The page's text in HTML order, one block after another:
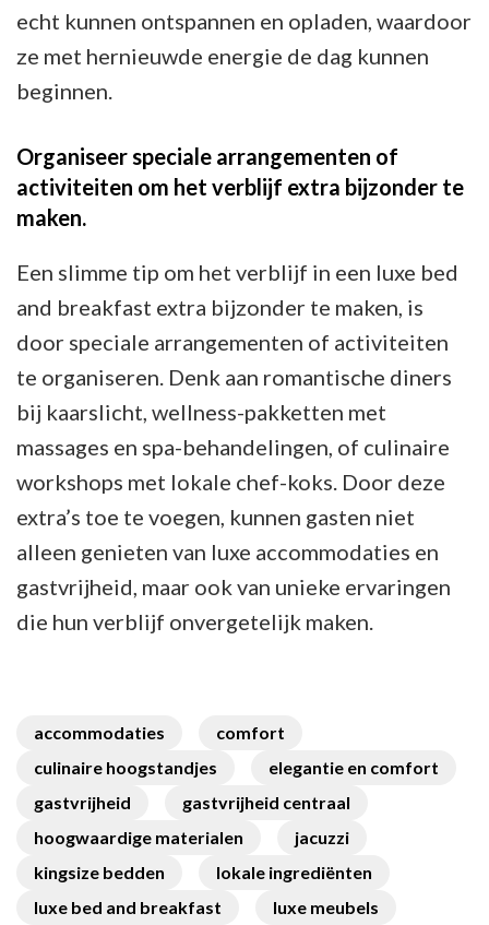
echt kunnen ontspannen en opladen, waardoor
ze met hernieuwde energie de dag kunnen
beginnen.
Organiseer speciale arrangementen of
activiteiten om het verblijf extra bijzonder te
maken.
Een slimme tip om het verblijf in een luxe bed
and breakfast extra bijzonder te maken, is
door speciale arrangementen of activiteiten
te organiseren. Denk aan romantische diners
bij kaarslicht, wellness-pakketten met
massages en spa-behandelingen, of culinaire
workshops met lokale chef-koks. Door deze
extra’s toe te voegen, kunnen gasten niet
alleen genieten van luxe accommodaties en
gastvrijheid, maar ook van unieke ervaringen
die hun verblijf onvergetelijk maken.
accommodaties
comfort
culinaire hoogstandjes
elegantie en comfort
gastvrijheid
gastvrijheid centraal
hoogwaardige materialen
jacuzzi
kingsize bedden
lokale ingrediënten
luxe bed and breakfast
luxe meubels